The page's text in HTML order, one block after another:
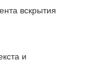
вскрытия
и